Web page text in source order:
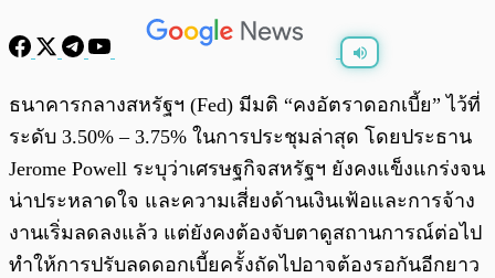
/0:00
ธนาคารกลางสหรัฐฯ (Fed) มีมติ “คงอัตราดอกเบี้ย” ไว้ที่
ระดับ 3.50% – 3.75% ในการประชุมล่าสุด โดยประธาน
Jerome Powell ระบุว่าเศรษฐกิจสหรัฐฯ ยังคงแข็งแกร่งจน
น่าประหลาดใจ และความเสี่ยงด้านเงินเฟ้อและการจ้าง
งานเริ่มลดลงแล้ว แต่ยังคงต้องจับตาดูสถานการณ์ต่อไป
ทำให้การปรับลดดอกเบี้ยครั้งถัดไปอาจต้องรอกันอีกยาว